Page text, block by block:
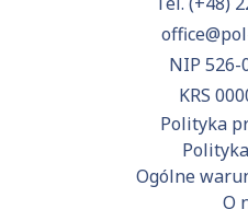
NIP 526-
KRS
Polityka
Ogólne
O